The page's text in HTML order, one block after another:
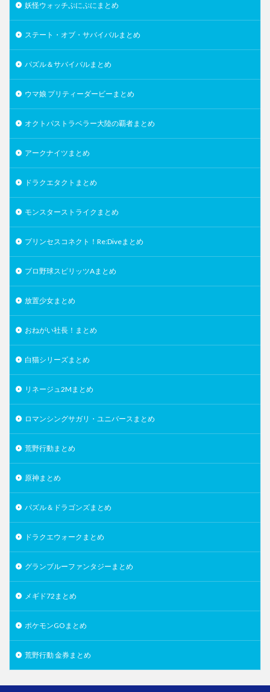
妖怪ウォッチぷにぷにまとめ
ステート・オブ・サバイバルまとめ
パズル＆サバイバルまとめ
ウマ娘 プリティーダービーまとめ
オクトパストラベラー大陸の覇者まとめ
アークナイツまとめ
ドラクエタクトまとめ
モンスターストライクまとめ
プリンセスコネクト！Re:Diveまとめ
プロ野球スピリッツAまとめ
放置少女まとめ
おねがい社長！まとめ
白猫シリーズまとめ
リネージュ2Mまとめ
ロマンシングサガリ・ユニバースまとめ
荒野行動まとめ
原神まとめ
パズル＆ドラゴンズまとめ
ドラクエウォークまとめ
グランブルーファンタジーまとめ
メギド72まとめ
ポケモンGOまとめ
荒野行動 金券まとめ